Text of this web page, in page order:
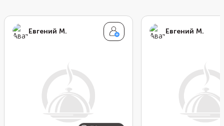
Евгений М. Евгений М.